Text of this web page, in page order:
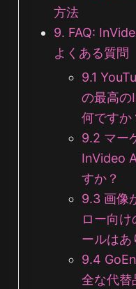
方法
9. FAQ:
よくある質問
9.1
の最高の
何ですか
9.2 マー
InVideo
すか？
9.3 画像
ロー向
ールはあ
9.4
全な代替